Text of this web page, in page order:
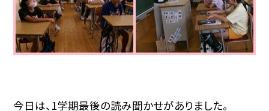
今日は、1学期最後の読み聞かせがありました。